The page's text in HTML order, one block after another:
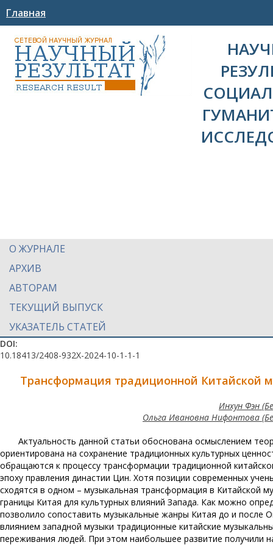
Главная
О ЖУРНАЛЕ
АРХИВ
АВТОРАМ
ТЕКУЩИЙ ВЫПУСК
УКАЗАТЕЛЬ СТАТЕЙ
DOI:
10.18413/2408-932X-2024-10-1-1-1
Трансформация традиционной Китайской
Инхун Фэн
Ольга Ивановна Нифонтова
Актуальность данной статьи обоснована осмыслением
ориентирована на сохранение традиционных культурных
обращаются к процессу трансформации традиционной
эпоху правления династии Цин. Хотя позиции современных
сходятся в одном – музыкальная трансформация в Китайской
границы Китая для культурных влияний Запада. Как можно
позволило сопоставить музыкальные жанры Китая до и после
влиянием западной музыки традиционные китайские
переживания людей. При этом наибольшее развитие получили